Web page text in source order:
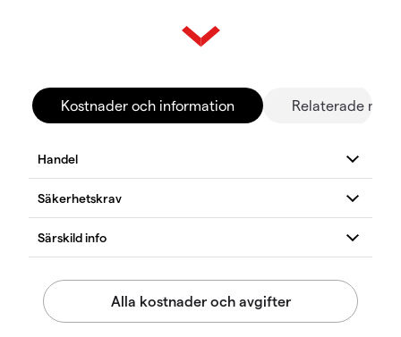
Kostnader och information Relaterade